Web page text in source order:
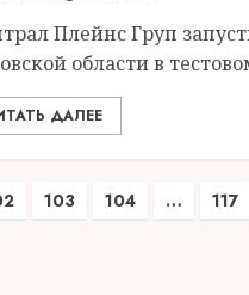
Плейнс Груп
области в
ДАЛЕЕ
103 104 … 117